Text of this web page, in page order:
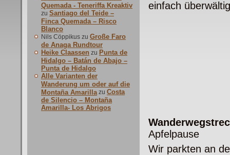
Quemada - Teneriffa Kreaktiv
zu Santiago del Teide –
Finca Quemada – Risco
Blanco
Nils Cöppikus zu Große Faro
de Anaga Rundtour
Heike Claassen zu Punta de
Hidalgo – Batán de Abajo –
Punta de Hidalgo
Alle Varianten der
Wanderung um oder auf die
Montaña Amarilla zu Costa
de Silencio – Montaña
Amarilla- Los Abrigos
einfach
Apfelpause
Wir parkten an